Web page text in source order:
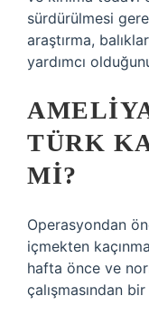
sürdürülmesi
araştırma,
yardımcı
TÜRK
MI?
Operasyondan
içmekten
hafta önce ve
çalışmasından